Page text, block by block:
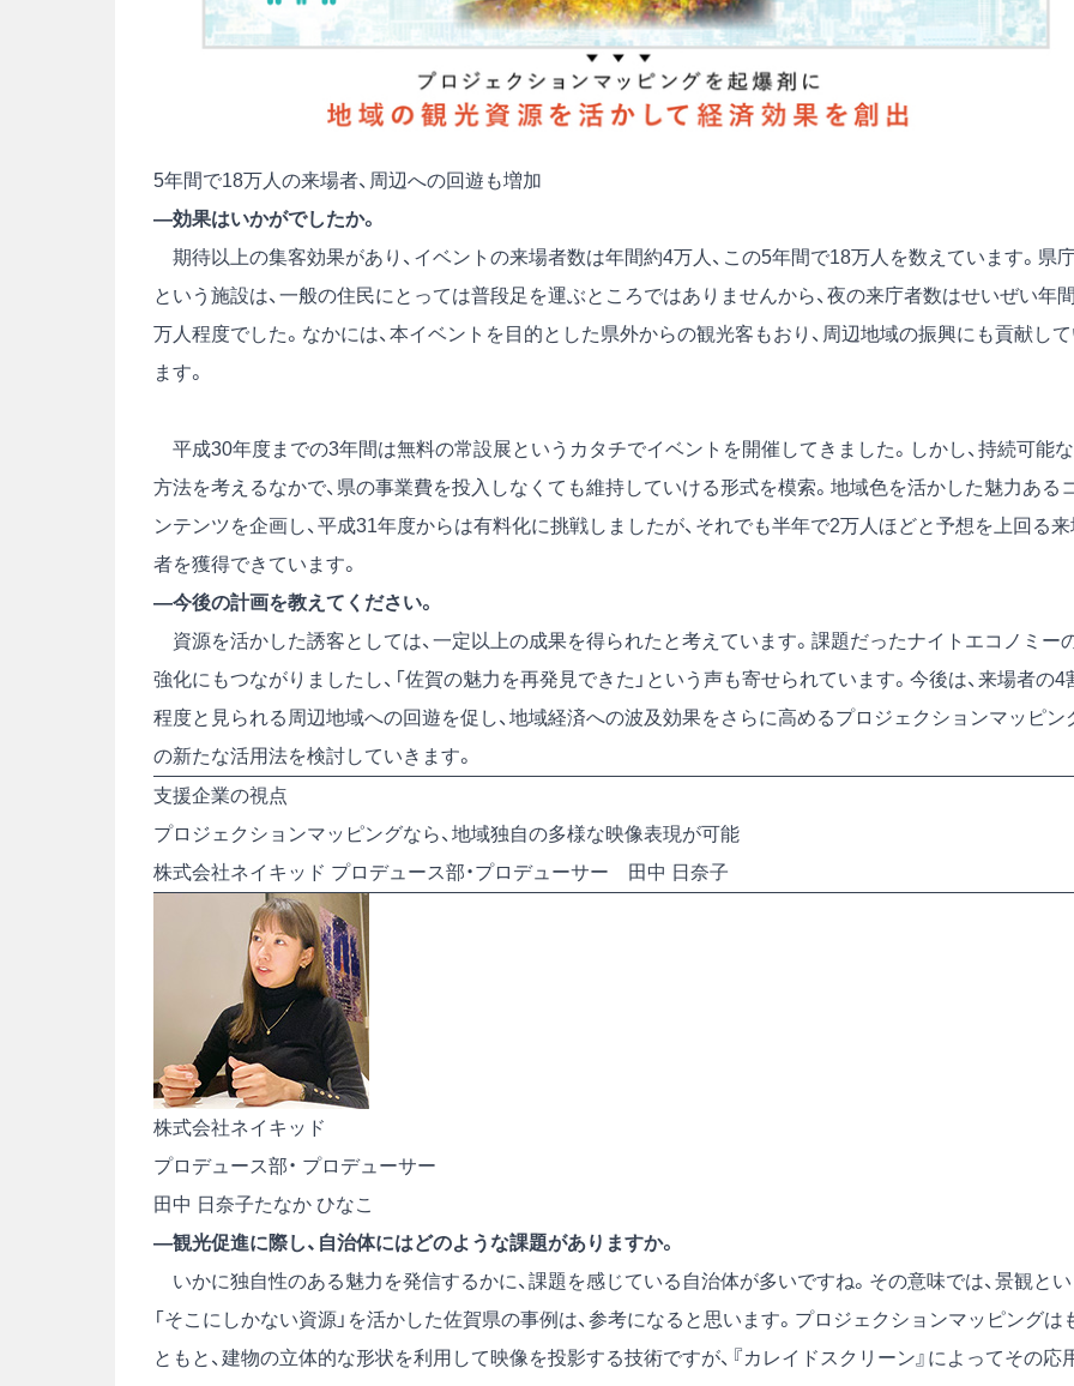
5年間で18万人の来場者、周辺への回遊も増加
―効果はいかがでしたか。
期待以上の集客効果があり、イベントの来場者数は年間約4万人、この5年間で18万人を数えています。県
という施設は、一般の住民にとっては普段足を運ぶところではありませんから、夜の来庁者数はせいぜい年
万人程度でした。なかには、本イベントを目的とした県外からの観光客もおり、周辺地域の振興にも貢献し
ます。
平成30年度までの3年間は無料の常設展というカタチでイベントを開催してきました。しかし、持続可能な
方法を考えるなかで、県の事業費を投入しなくても維持していける形式を模索。地域色を活かした魅力ある
ンテンツを企画し、平成31年度からは有料化に挑戦しましたが、それでも半年で2万人ほどと予想を上回る
者を獲得できています。
―今後の計画を教えてください。
資源を活かした誘客としては、一定以上の成果を得られたと考えています。課題だったナイトエコノミー
強化にもつながりましたし、「佐賀の魅力を再発見できた」という声も寄せられています。今後は、来場者の4
程度と見られる周辺地域への回遊を促し、地域経済への波及効果をさらに高めるプロジェクションマッピン
の新たな活用法を検討していきます。
支援企業の視点
プロジェクションマッピングなら、地域独自の多様な映像表現が可能
株式会社ネイキッド プロデュース部・プロデューサー 田中 日奈子
株式会社ネイキッド
プロデュース部・ プロデューサー
田中 日奈子たなか ひなこ
―観光促進に際し、自治体にはどのような課題がありますか。
いかに独自性のある魅力を発信するかに、課題を感じている自治体が多いですね。その意味では、景観と
「そこにしかない資源」を活かした佐賀県の事例は、参考になると思います。プロジェクションマッピングは
ともと、建物の立体的な形状を利用して映像を投影する技術ですが、『カレイドスクリーン』によってその応